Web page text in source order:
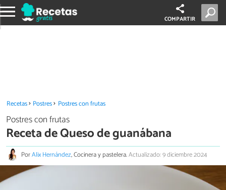
COMPARTIR
Recetas Postres Postres con frutas
Postres con frutas
Receta de Queso de guanábana
PorAlix Hernández, Cocinera y pastelera.Actualizado: 9 diciembre 2024